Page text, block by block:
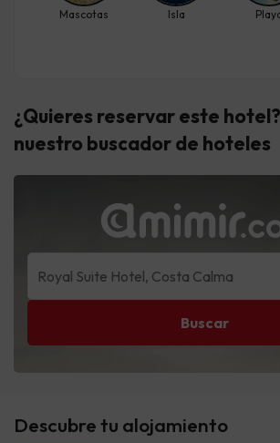
Descubre tu alojamiento
Mascotas Isla
¿Quieres reservar este
nuestro buscador de hoteles
Buscar